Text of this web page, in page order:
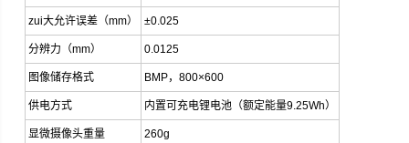
zui大允许误差（mm） ±0.025
分辨力（mm） 0.0125
图像储存格式 BMP，800×600
供电方式 内置可充电锂电池（额定能量9.25Wh）
显微摄像头重量 260g